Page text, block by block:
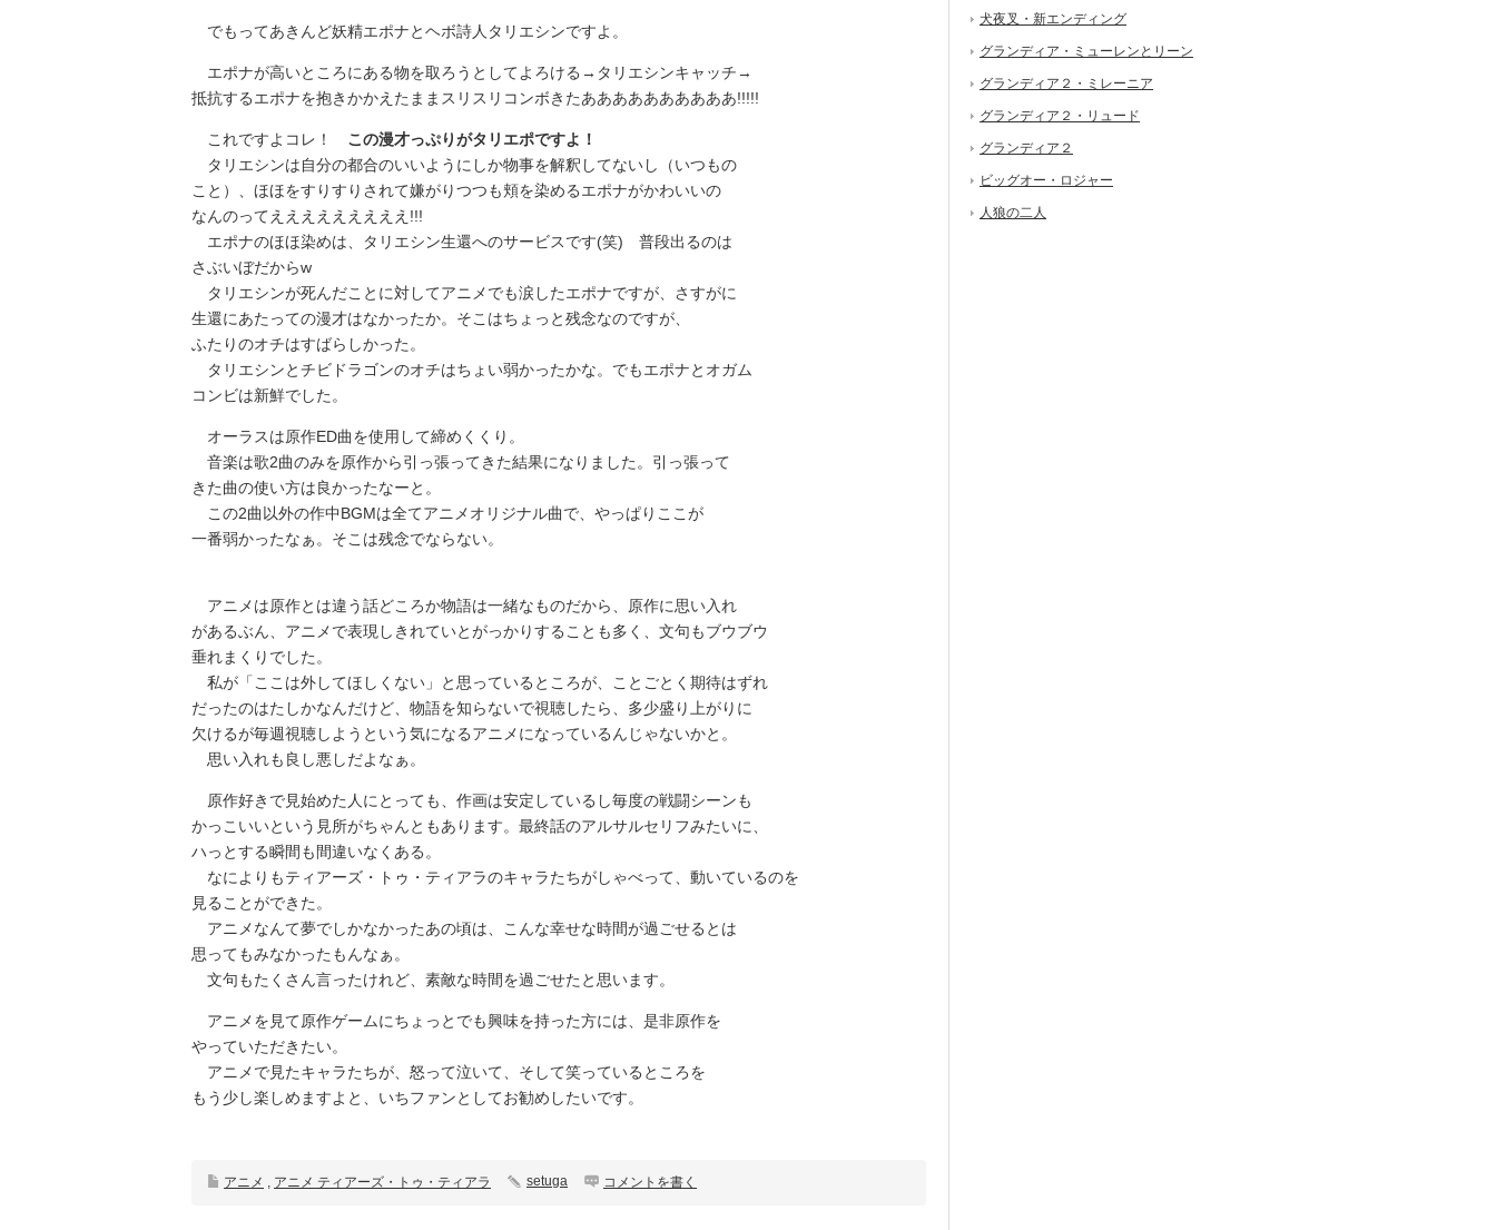
でもってあきんど妖精エポナとヘボ詩人タリエシンですよ。
エポナが高いところにある物を取ろうとしてよろける→タリエシンキャッチ→
抵抗するエポナを抱きかかえたままスリスリコンボきたああああああああああ!!!!!
これですよコレ！ この漫才っぷりがタリエポですよ！
タリエシンは自分の都合のいいようにしか物事を解釈してないし（いつもの
こと）、ほほをすりすりされて嫌がりつつも頬を染めるエポナがかわいいの
なんのってえええええええええ!!!
エポナのほほ染めは、タリエシン生還へのサービスです(笑) 普段出るのは
さぶいぼだからw
タリエシンが死んだことに対してアニメでも涙したエポナですが、さすがに
生還にあたっての漫才はなかったか。そこはちょっと残念なのですが、
ふたりのオチはすばらしかった。
タリエシンとチビドラゴンのオチはちょい弱かったかな。でもエポナとオガム
コンビは新鮮でした。
オーラスは原作ED曲を使用して締めくくり。
音楽は歌2曲のみを原作から引っ張ってきた結果になりました。引っ張って
きた曲の使い方は良かったなーと。
この2曲以外の作中BGMは全てアニメオリジナル曲で、やっぱりここが
一番弱かったなぁ。そこは残念でならない。
アニメは原作とは違う話どころか物語は一緒なものだから、原作に思い入れ
があるぶん、アニメで表現しきれていとがっかりすることも多く、文句もブウブウ
垂れまくりでした。
私が「ここは外してほしくない」と思っているところが、ことごとく期待はずれ
だったのはたしかなんだけど、物語を知らないで視聴したら、多少盛り上がりに
欠けるが毎週視聴しようという気になるアニメになっているんじゃないかと。
思い入れも良し悪しだよなぁ。
原作好きで見始めた人にとっても、作画は安定しているし毎度の戦闘シーンも
かっこいいという見所がちゃんともあります。最終話のアルサルセリフみたいに、
ハっとする瞬間も間違いなくある。
なによりもティアーズ・トゥ・ティアラのキャラたちがしゃべって、動いているのを
見ることができた。
アニメなんて夢でしかなかったあの頃は、こんな幸せな時間が過ごせるとは
思ってもみなかったもんなぁ。
文句もたくさん言ったけれど、素敵な時間を過ごせたと思います。
アニメを見て原作ゲームにちょっとでも興味を持った方には、是非原作を
やっていただきたい。
アニメで見たキャラたちが、怒って泣いて、そして笑っているところを
もう少し楽しめますよと、いちファンとしてお勧めしたいです。
アニメ , アニメ ティアーズ・トゥ・ティアラ setuga コメントを書く
犬夜叉・新エンディング
グランディア・ミューレンとリーン
グランディア２・ミレーニア
グランディア２・リュード
グランディア２
ビッグオー・ロジャー
人狼の二人